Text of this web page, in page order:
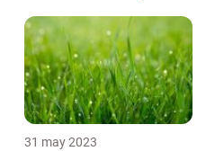
31 may 2023